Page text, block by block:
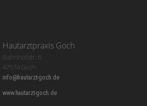
Hautarztpraxis Goch
Bahnhofstr. 6
47574 Goch
info@hautarzt-goch.de
www.hautarzt-goch.de